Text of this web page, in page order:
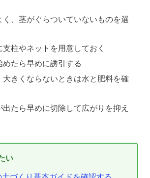
く、茎がぐらついていないものを選
柱やネットを用意しておく
めたら早めに誘引する
大きくならないときは水と肥料を確
出たら早めに切除して広がりを抑え
い